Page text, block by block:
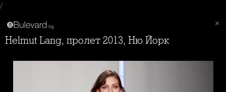
/
Helmut Lang, пролет 2013, Ню Йорк